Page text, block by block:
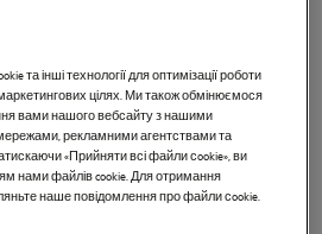
духова
6000
та інші технології для оптимізації роботи
цілях. Ми також обмінюємося
вами нашого вебсайту з нашими
рекламними агентствами та
«Прийняти всі файли сookie», ви
нами файлів cookie. Для отримання
наше повідомлення про файли сookie.